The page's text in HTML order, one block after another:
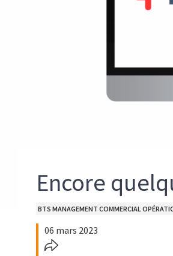
Encore
Formations
liées
BTS MANAGEMENT COMMERCIAL
06 mars 2023